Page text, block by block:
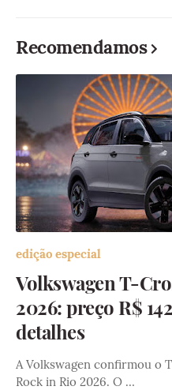
Recomendamos
edição especial
Volkswagen T-
2026: preço R$
detalhes
A Volkswagen confirmou o
Rock in Rio 2026. O …